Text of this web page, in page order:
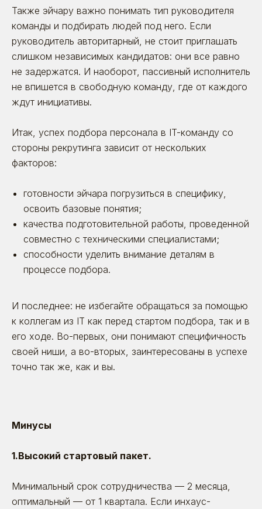
Также эйчару важно понимать тип руководителя
команды и подбирать людей под него. Если
руководитель авторитарный, не стоит приглашать
слишком независимых кандидатов: они все равно
не задержатся. И наоборот, пассивный исполнитель
не впишется в свободную команду, где от каждого
ждут инициативы.
Итак, успех подбора персонала в IT-команду со
стороны рекрутинга зависит от нескольких
факторов:
готовности эйчара погрузиться в специфику,
освоить базовые понятия;
качества подготовительной работы, проведенной
совместно с техническими специалистами;
способности уделить внимание деталям в
процессе подбора.
И последнее: не избегайте обращаться за помощью
к коллегам из IT как перед стартом подбора, так и в
его ходе. Во-первых, они понимают специфичность
своей ниши, а во-вторых, заинтересованы в успехе
точно так же, как и вы.
Минусы
1.Высокий стартовый пакет.
Минимальный срок сотрудничества — 2 месяца,
оптимальный — от 1 квартала. Если инхаус-
Инхаус-маркетинг VS стороннее
агентство: с кем закрытие массовых
вакансий будет эффективнее?
29.03.2021
Время прочтения: ~ 13 минут Статьи
Рейтинги
и сертификаты
выходить в общий топ digital-агентств